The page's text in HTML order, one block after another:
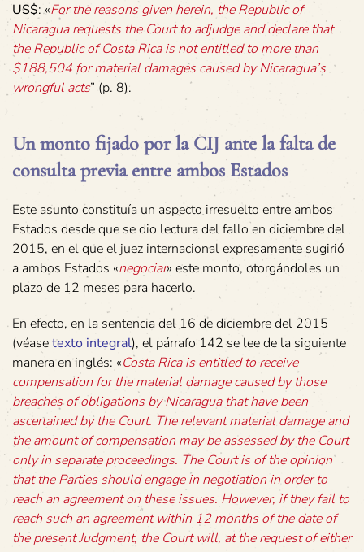
US$: «For the reasons given herein, the Republic of
Nicaragua requests the Court to adjudge and declare that
the Republic of Costa Rica is not entitled to more than
$188,504 for material damages caused by Nicaragua’s
wrongful acts” (p. 8).
Un monto fijado por la CIJ ante la falta de
consulta previa entre ambos Estados
Este asunto constituía un aspecto irresuelto entre ambos
Estados desde que se dio lectura del fallo en diciembre del
2015, en el que el juez internacional expresamente sugirió
a ambos Estados «negociar» este monto, otorgándoles un
plazo de 12 meses para hacerlo.
En efecto, en la sentencia del 16 de diciembre del 2015
(véasetexto integral), el párrafo 142 se lee de la siguiente
manera en inglés: «Costa Rica is entitled to receive
compensation for the material damage caused by those
breaches of obligations by Nicaragua that have been
ascertained by the Court. The relevant material damage and
the amount of compensation may be assessed by the Court
only in separate proceedings. The Court is of the opinion
that the Parties should engage in negotiation in order to
reach an agreement on these issues. However, if they fail to
reach such an agreement within 12 months of the date of
the present Judgment, the Court will, at the request of either